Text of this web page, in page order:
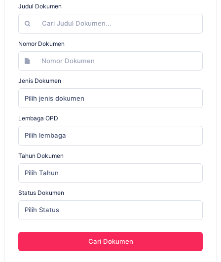
Judul Dokumen
Nomor Dokumen
Jenis Dokumen
Pilih jenis dokumen
Lembaga OPD
Pilih lembaga
Tahun Dokumen
Pilih Tahun
Status Dokumen
Pilih Status
Cari Dokumen